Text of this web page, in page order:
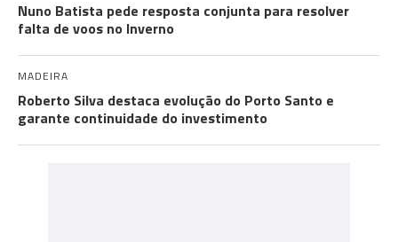
Nuno Batista pede resposta conjunta para resolver
falta de voos no Inverno
MADEIRA
Roberto Silva destaca evolução do Porto Santo e
garante continuidade do investimento